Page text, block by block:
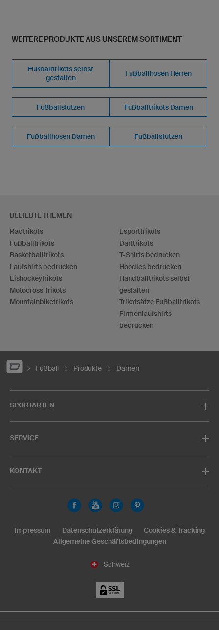
WEITERE PRODUKTE AUS UNSEREM SORTIMENT
Fußballtrikots selbst
gestalten
Fußballhosen Herren
Fußballstutzen Fußballtrikots Damen
Fußballhosen Damen Fußballstutzen
BELIEBTE THEMEN
Radtrikots
Fußballtrikots
Basketballtrikots
Laufshirts bedrucken
Eishockeytrikots
Motocross Trikots
Mountainbiketrikots
Esporttrikots
Darttrikots
T-Shirts bedrucken
Hoodies bedrucken
Handballtrikots selbst
gestalten
Trikotsätze Fußballtrikots
Firmenlaufshirts
bedrucken
Fußball Produkte Damen
SPORTARTEN
SERVICE
KONTAKT
Schweiz
Impressum Datenschutzerklärung
Cookies & Tracking
Allgemeine Geschäftsbedingungen